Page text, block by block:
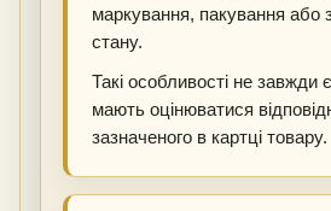
маркування, пакування або
стану.
Такі особливості не завжди
мають оцінюватися
зазначеного в картці товару.